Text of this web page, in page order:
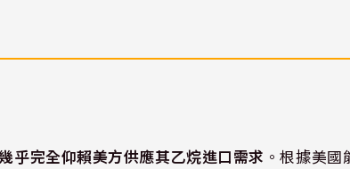
乎完全仰賴美方供應其乙烷進口需求 。根據美國